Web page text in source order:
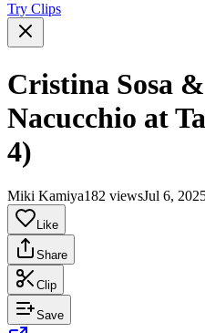
Try Clips
Cristina Sosa
Nacucchio at
4)
Miki Kamiya182 viewsJul 6,
Like
Share
Clip
Save